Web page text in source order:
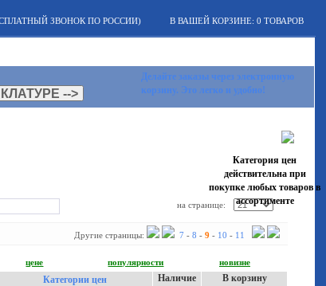
ЗВОНОК ПО РОССИИ) В ВАШЕЙ КОРЗИНЕ: 0 ТОВАРОВ
Делайте заказы через электронную
корзину. Это легко и удобно!
Категория цен
действительна при
покупке любых товаров в
ассортименте
на странице:
Другие страницы: 7 -8 -9 - 10 - 11
цене популярности новизне
Категории цен Наличие
В корзину